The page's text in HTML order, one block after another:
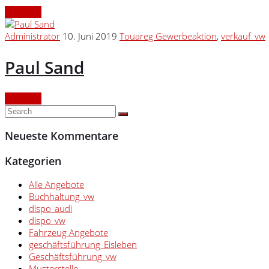
Administrator 10. Juni 2019 Touareg Gewerbeaktion, verkauf_vw
Paul Sand
Neueste Kommentare
Kategorien
Alle Angebote
Buchhaltung_vw
dispo_audi
dispo_vw
Fahrzeug Angebote
geschäftsführung_Eisleben
Geschäftsführung_vw